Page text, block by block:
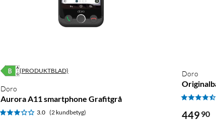
(PRODUKTBLAD)
Doro
Aurora A11 smartphone Grafitgrå
3.0 (2 kundbetyg)
Doro
449 90